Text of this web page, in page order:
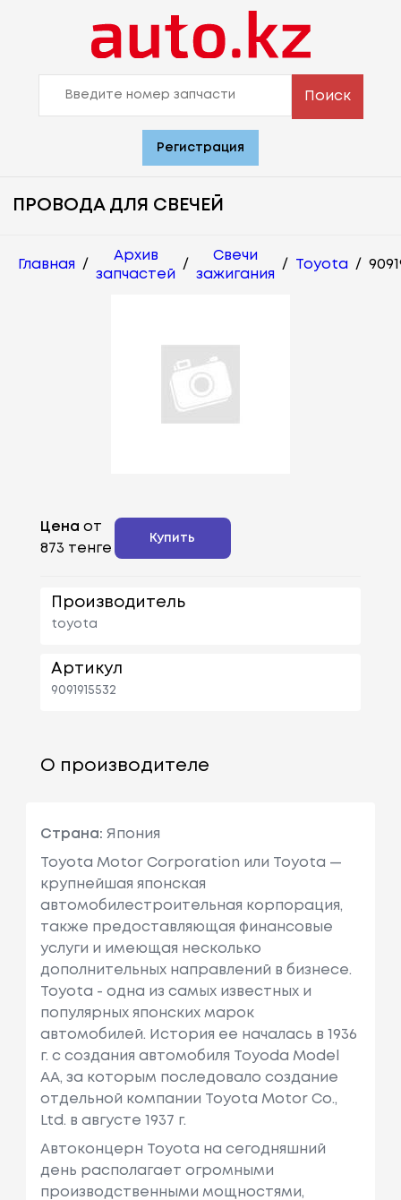
Поиск
Регистрация
ПРОВОДА ДЛЯ СВЕЧЕЙ
Главная /
Архив
запчастей
/
Свечи
зажигания
/ Toyota /
Цена от
873 тенге
Купить
Производитель
toyota
Артикул
9091915532
О производителе
Страна: Япония
Toyota Motor Corporation или Toyota —
крупнейшая японская
автомобилестроительная корпорация,
также предоставляющая финансовые
услуги и имеющая несколько
дополнительных направлений в бизнесе.
Toyota - одна из самых известных и
популярных японских марок
автомобилей. История ее началась в 1936
г. с создания автомобиля Toyoda Model
AA, за которым последовало создание
отдельной компании Toyota Motor Co.,
Ltd. в августе 1937 г.
Автоконцерн Toyota на сегодняшний
день располагает огромными
производственными мощностями,